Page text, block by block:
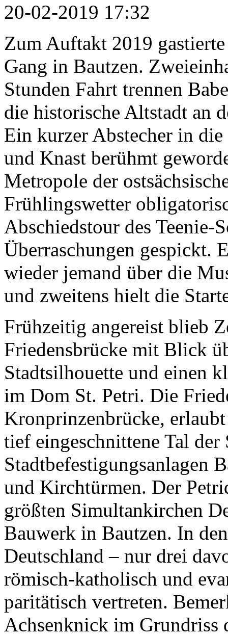
20-02-2019 17:32
Zum Auftakt 2019
Gang in Bautzen.
Stunden Fahrt trennen
die historische Altstadt an
Ein kurzer Abstecher in
und Knast berühmt
Metropole der
Frühlingswetter
Abschiedstour des Teenie-
Überraschungen gespickt.
wieder jemand über die
und zweitens hielt die
Frühzeitig angereist blieb
Friedensbrücke mit Blick
Stadtsilhouette und einen
im Dom St. Petri. Die
Kronprinzenbrücke,
tief eingeschnittene Tal
Stadtbefestigungsanlagen
und Kirchtürmen. Der
größten Simultankirchen
Bauwerk in Bautzen. In
Deutschland – nur drei
römisch-katholisch und
paritätisch vertreten.
Achsenknick im Grundriss